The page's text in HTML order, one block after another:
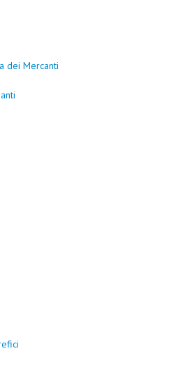
dei Mercanti